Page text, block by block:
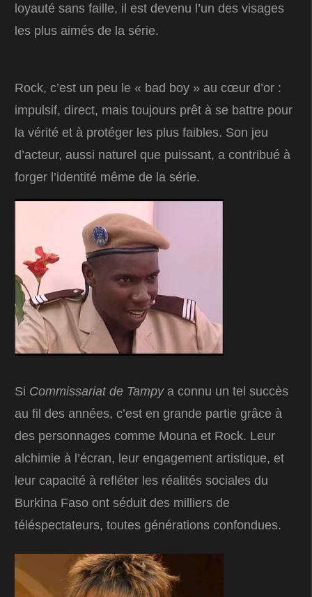
loyauté sans faille, il est devenu l’un des visages
les plus aimés de la série.
Rock, c’est un peu le « bad boy » au cœur d’or :
impulsif, direct, mais toujours prêt à se battre pour
la vérité et à protéger les plus faibles. Son jeu
d’acteur, aussi naturel que puissant, a contribué à
forger l’identité même de la série.
Si Commissariat de Tampya connu un tel succès
au fil des années, c’est en grande partie grâce à
des personnages comme Mouna et Rock. Leur
alchimie à l’écran, leur engagement artistique, et
leur capacité à refléter les réalités sociales du
Burkina Faso ont séduit des milliers de
téléspectateurs, toutes générations confondues.